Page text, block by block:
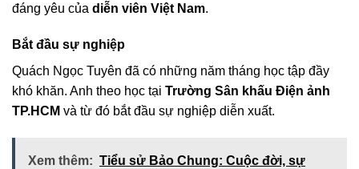
đáng yêu của diễn viên Việt Nam.
Bắt đầu sự nghiệp
Quách Ngọc Tuyên đã có những năm tháng học tập đầy
khó khăn. Anh theo học tại Trường Sân khấu Điện ảnh
TP.HCM và từ đó bắt đầu sự nghiệp diễn xuất.
Xem thêm: Tiểu sử Bảo Chung: Cuộc đời, sự